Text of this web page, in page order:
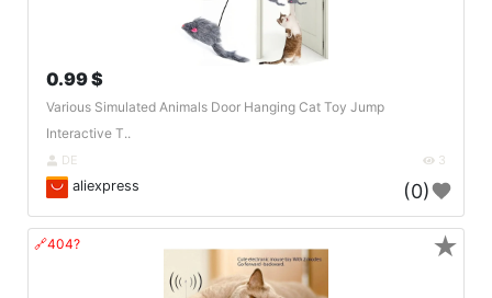
0.99 $
Various Simulated Animals Door Hanging Cat Toy Jump
Interactive T..
DE 3
aliexpress (0)
🔗404? ★